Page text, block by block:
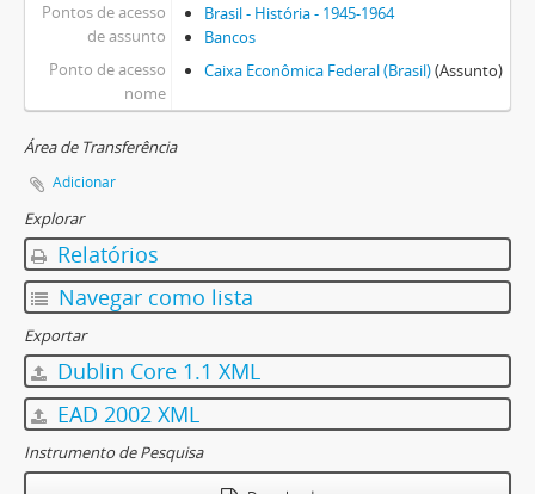
Pontos de acesso
de assunto
Brasil - História - 1945-1964
Bancos
Ponto de acesso
nome
Caixa Econômica Federal (Brasil)(Assunto)
Área de Transferência
Adicionar
Explorar
Relatórios
Navegar como lista
Exportar
Dublin Core 1.1 XML
EAD 2002 XML
Instrumento de Pesquisa